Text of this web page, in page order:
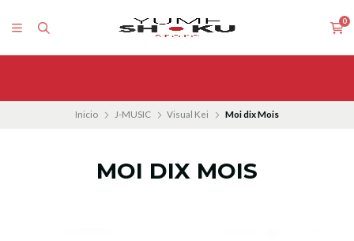
0
Inicio J-MUSIC Visual Kei Moi dix Mois
MOI DIX MOIS